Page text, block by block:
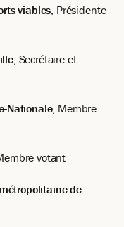
viables, Présidente
, Secrétaire et
Nationale, Membre
votant
de